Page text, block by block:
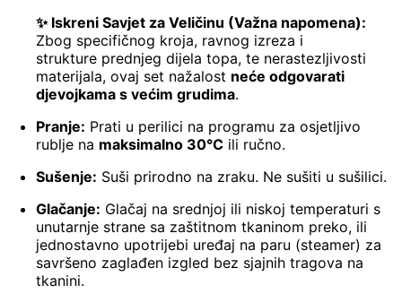
✨ Iskreni Savjet za Veličinu (Važna napomena):
Zbog specifičnog kroja, ravnog izreza i
strukture prednjeg dijela topa, te nerastezljivosti
materijala, ovaj set nažalost neće odgovarati
djevojkama s većim grudima.
Pranje: Prati u perilici na programu za osjetljivo
rublje na maksimalno 30°C ili ručno.
Sušenje: Suši prirodno na zraku. Ne sušiti u sušilici.
Glačanje: Glačaj na srednjoj ili niskoj temperaturi s
unutarnje strane sa zaštitnom tkaninom preko, ili
jednostavno upotrijebi uređaj na paru (steamer) za
savršeno zaglađen izgled bez sjajnih tragova na
tkanini.